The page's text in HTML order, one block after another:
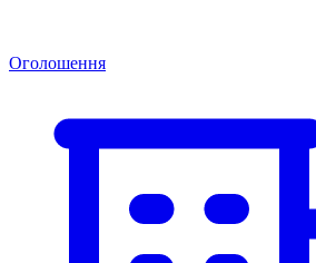
Оголошення